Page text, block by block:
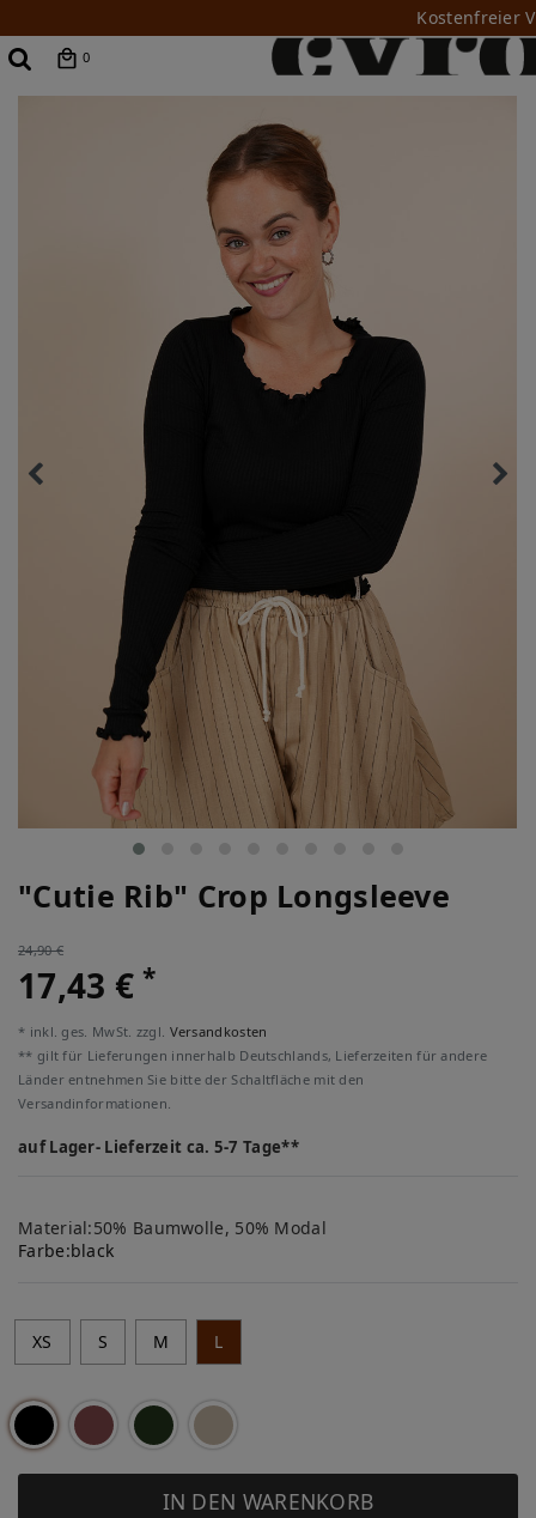
Kostenfreier
0
"Cutie Rib" Crop Longsleeve
24,90 €
17,43 €*
* inkl. ges. MwSt. zzgl. Versandkosten
** gilt für Lieferungen innerhalb Deutschlands, Lieferzeiten für andere
Länder entnehmen Sie bitte der Schaltfläche mit den
Versandinformationen.
auf Lager- Lieferzeit ca. 5-7 Tage**
Material:50% Baumwolle, 50% Modal
Farbe:black
XS S M L
IN DEN WARENKORB